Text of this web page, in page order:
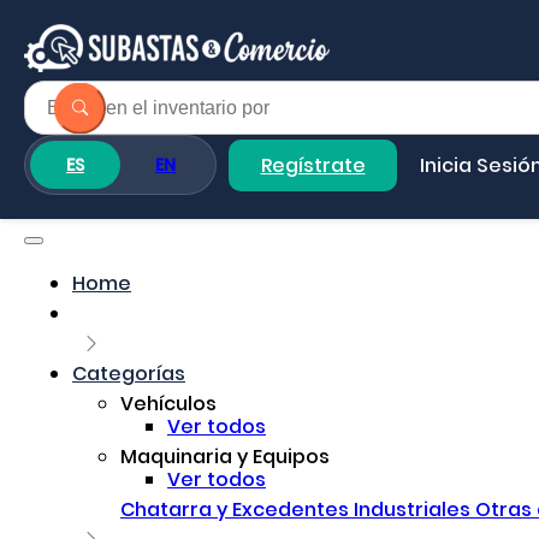
ES EN Regístrate Inicia
Home
Categorías
Vehículos
Ver todos
Maquinaria y Equipos
Ver todos
Chatarra y Excedentes Industriales Otras